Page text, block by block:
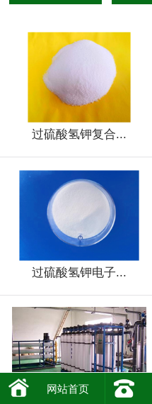
过硫酸氢钾复合...
过硫酸氢钾电子...
网站首页